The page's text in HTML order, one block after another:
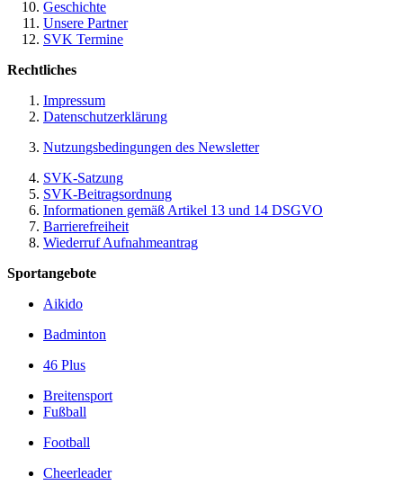
Geschichte
Unsere Partner
SVK Termine
Rechtliches
Impressum
Datenschutzerklärung
Nutzungsbedingungen des Newsletter
SVK-Satzung
SVK-Beitragsordnung
Informationen gemäß Artikel 13 und 14 DSGVO
Barrierefreiheit
Wiederruf Aufnahmeantrag
Sportangebote
Aikido
Badminton
46 Plus
Breitensport
Fußball
Football
­Cheerleader